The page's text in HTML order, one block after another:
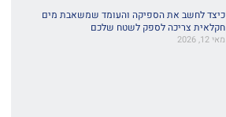
כיצד לחשב את הספיקה והעומד שמשאבת מים
חקלאית צריכה לספק לשטח שלכם
מאי 12, 2026